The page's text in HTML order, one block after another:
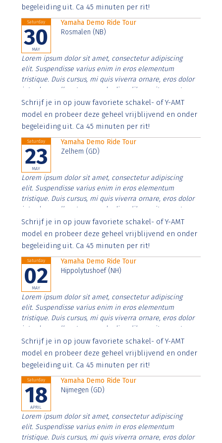
begeleiding uit. Ca 45 minuten per rit!
Saturday
30
MAY
Yamaha Demo Ride Tour
Rosmalen (NB)
Lorem ipsum dolor sit amet, consectetur adipiscing
elit. Suspendisse varius enim in eros elementum
tristique. Duis cursus, mi quis viverra ornare, eros dolor
interdum nulla, ut commodo diam libero vitae erat.
Aenean faucibus nibh et justo cursus id rutrum lorem
imperdiet. Nunc ut sem vitae risus tristique posuere.
Schrijf je in op jouw favoriete schakel- of Y-AMT
model en probeer deze geheel vrijblijvend en onder
begeleiding uit. Ca 45 minuten per rit!
Saturday
23
MAY
Yamaha Demo Ride Tour
Zelhem (GD)
Lorem ipsum dolor sit amet, consectetur adipiscing
elit. Suspendisse varius enim in eros elementum
tristique. Duis cursus, mi quis viverra ornare, eros dolor
interdum nulla, ut commodo diam libero vitae erat.
Aenean faucibus nibh et justo cursus id rutrum lorem
imperdiet. Nunc ut sem vitae risus tristique posuere.
Schrijf je in op jouw favoriete schakel- of Y-AMT
model en probeer deze geheel vrijblijvend en onder
begeleiding uit. Ca 45 minuten per rit!
Saturday
02
MAY
Yamaha Demo Ride Tour
Hippolytushoef (NH)
Lorem ipsum dolor sit amet, consectetur adipiscing
elit. Suspendisse varius enim in eros elementum
tristique. Duis cursus, mi quis viverra ornare, eros dolor
interdum nulla, ut commodo diam libero vitae erat.
Aenean faucibus nibh et justo cursus id rutrum lorem
imperdiet. Nunc ut sem vitae risus tristique posuere.
Schrijf je in op jouw favoriete schakel- of Y-AMT
model en probeer deze geheel vrijblijvend en onder
begeleiding uit. Ca 45 minuten per rit!
Saturday
18
APRIL
Yamaha Demo Ride Tour
Nijmegen (GD)
Lorem ipsum dolor sit amet, consectetur adipiscing
elit. Suspendisse varius enim in eros elementum
tristique. Duis cursus, mi quis viverra ornare, eros dolor